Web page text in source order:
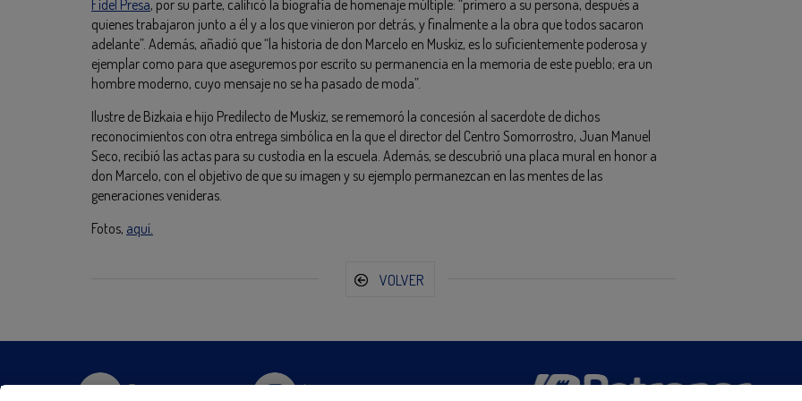
Fidel Presa, por su parte, calificó la biografía de homenaje múltiple: “primero a su persona, después a
quienes trabajaron junto a él y a los que vinieron por detrás, y finalmente a la obra que todos sacaron
adelante”. Además, añadió que “la historia de don Marcelo en Muskiz, es lo suficientemente poderosa y
ejemplar como para que aseguremos por escrito su permanencia en la memoria de este pueblo; era un
hombre moderno, cuyo mensaje no se ha pasado de moda”.
Ilustre de Bizkaia e hijo Predilecto de Muskiz, se rememoró la concesión al sacerdote de dichos
reconocimientos con otra entrega simbólica en la que el director del Centro Somorrostro, Juan Manuel
Seco, recibió las actas para su custodia en la escuela. Además, se descubrió una placa mural en honor a
don Marcelo, con el objetivo de que su imagen y su ejemplo permanezcan en las mentes de las
generaciones venideras.
Fotos, aquí.
VOLVER
Twitter Instagram